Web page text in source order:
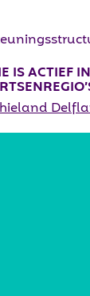
IS ACTIEF